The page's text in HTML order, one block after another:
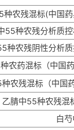
种农残混标(中国
55种农残分析质
种农残阴性分析
农药混标（中国
农残混标（中国
乙腈中55种农残混
白